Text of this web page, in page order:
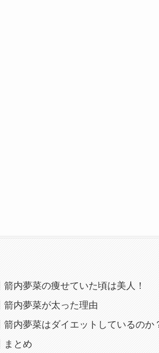
箭内夢菜の痩せていた頃は美人！
箭内夢菜が太った理由
箭内夢菜はダイエットしているのか
まとめ